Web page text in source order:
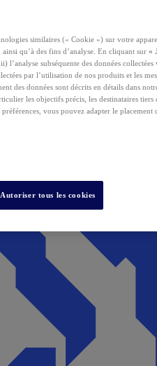
similaires (« Cookie ») sur votre
qu’à des fins d’analyse. En cliquant sur «
l’analyse subséquente des données collectées
par l’utilisation de nos produits et les
des données sont décrits en détails dans
les objectifs précis, les destinataires tiers
vous pouvez adapter le placement
Autoriser tous les cookies